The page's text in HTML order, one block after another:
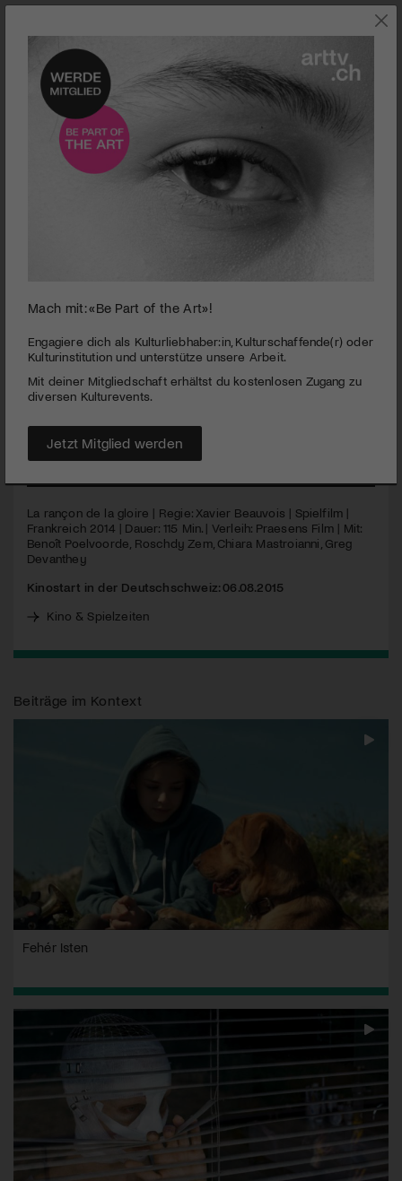
seconds
minute,
seconds
La rançon de la gloire
PUBLIZIERT AM 4. AUGUST 2015
Weihnachten auf eine ungewöhnliche Idee kommen, um etwas
Geld zu verdienen: Sie wollen den Leichnam von Charlie
Lösegeld zu fordern.
MEHR
La rançon de la gloire | Regie: Xavier Beauvois | Spielfilm |
Frankreich 2014 | Dauer: 115 Min. | Verleih: Praesens Film | Mit:
Benoît Poelvoorde, Roschdy Zem, Chiara Mastroianni, Greg
Devanthey
Kinostart in der Deutschschweiz: 06.08.2015
Kino & Spielzeiten
Beiträge im Kontext
Fehér Isten
Mach mit: «Be Part of the Art»!
Engagiere dich als Kulturliebhaber:in, Kulturschaffende(r) oder
Kulturinstitution und unterstütze unsere Arbeit.
Mit deiner Mitgliedschaft erhältst du kostenlosen Zugang zu
diversen Kulturevents.
Jetzt Mitglied werden